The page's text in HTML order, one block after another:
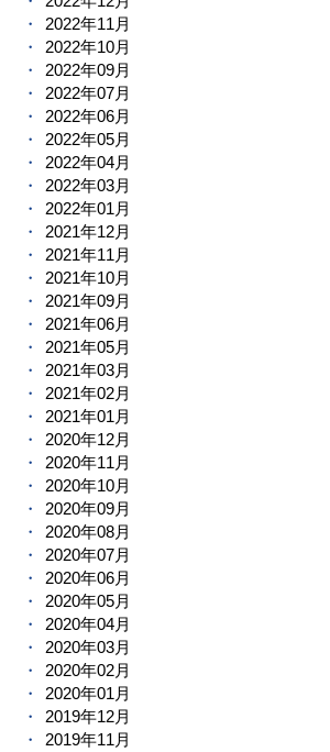
2022年11月
2022年10月
2022年09月
2022年07月
2022年06月
2022年05月
2022年04月
2022年03月
2022年01月
2021年12月
2021年11月
2021年10月
2021年09月
2021年06月
2021年05月
2021年03月
2021年02月
2021年01月
2020年12月
2020年11月
2020年10月
2020年09月
2020年08月
2020年07月
2020年06月
2020年05月
2020年04月
2020年03月
2020年02月
2020年01月
2019年12月
2019年11月